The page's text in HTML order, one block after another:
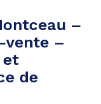
–
vente –
et
de